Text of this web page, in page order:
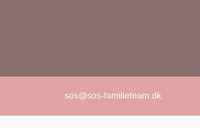
sos@sos-familieteam.dk